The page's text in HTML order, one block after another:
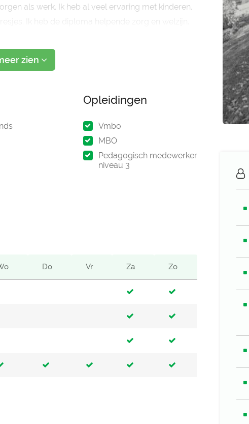
als werk. Ik heb al veel ervaring met kinderen.
zien
Opleidingen
Vmbo
MBO
Pedagogisch medewerker
niveau 3
Do Vr Za Zo